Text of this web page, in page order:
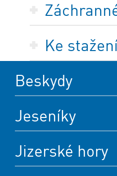
Ke
Beskydy
Jeseníky
Jizerské hory